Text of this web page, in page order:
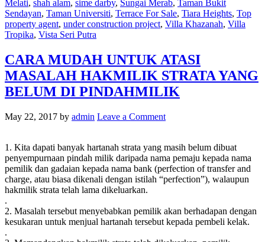
Melati, shah alam, sime darby, Sungai Merab, Taman Bukit
Sendayan, Taman Universiti, Terrace For Sale, Tiara Heights, Top
property agent, under construction project, Villa Khazanah, Villa
Tropika, Vista Seri Putra
CARA MUDAH UNTUK ATASI
MASALAH HAKMILIK STRATA YANG
BELUM DI PINDAHMILIK
May 22, 2017 by admin Leave a Comment
1. Kita dapati banyak hartanah strata yang masih belum dibuat
penyempurnaan pindah milik daripada nama pemaju kepada nama
pemilik dan gadaian kepada nama bank (perfection of transfer and
charge, atau biasa dikenali dengan istilah “perfection”), walaupun
hakmilik strata telah lama dikeluarkan.
.
2. Masalah tersebut menyebabkan pemilik akan berhadapan dengan
kesukaran untuk menjual hartanah tersebut kepada pembeli kelak.
.